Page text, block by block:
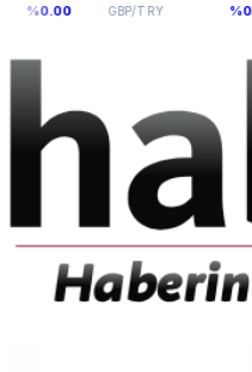
GBP/TRY 64,2936 %0.00